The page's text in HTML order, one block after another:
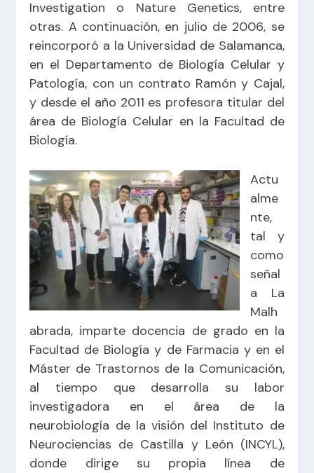
Investigation o Nature Genetics, entre
otras. A continuación, en julio de 2006, se
reincorporó a la Universidad de Salamanca,
en el Departamento de Biología Celular y
Patología, con un contrato Ramón y Cajal,
y desde el año 2011 es profesora titular del
área de Biología Celular en la Facultad de
Biología.
Actu
alme
nte,
tal y
como
señal
a La
Malh
abrada, imparte docencia de grado en la
Facultad de Biología y de Farmacia y en el
Máster de Trastornos de la Comunicación,
al tiempo que desarrolla su labor
investigadora en el área de la
neurobiología de la visión del Instituto de
Neurociencias de Castilla y León (INCYL),
donde dirige su propia línea de